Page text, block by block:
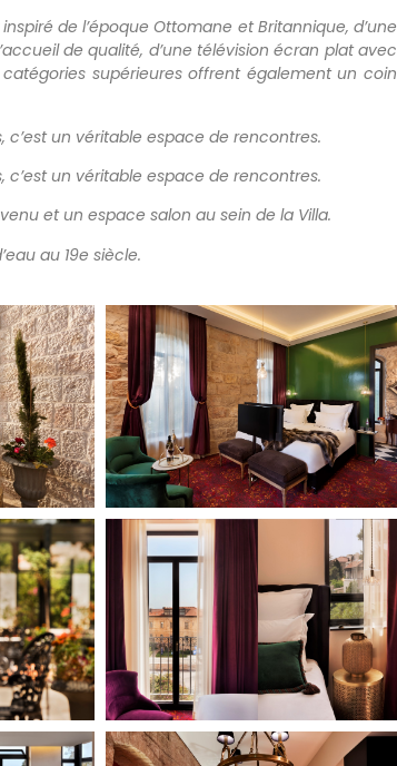
de l’époque Ottomane et Britannique, d’une
de qualité, d’une télévision écran plat avec
supérieures offrent également un coin
c’est un véritable espace de rencontres.
c’est un véritable espace de rencontres.
et un espace salon au sein de la Villa.
au 19e siècle.